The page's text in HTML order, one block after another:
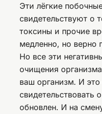
Эти лёгкие
свидетельствуют о
токсины и прочие
медленно, но верно
Но все эти
очищения
ваш организм. И это
свидетельствовать
обновлен. И на